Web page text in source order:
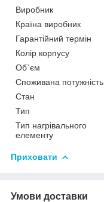
Виробник
Країна виробник
Гарантійний термін
Колір корпусу
Об`єм
Споживана потужність
Стан
Тип
Тип нагрівального
елементу
Приховати
Умови доставки